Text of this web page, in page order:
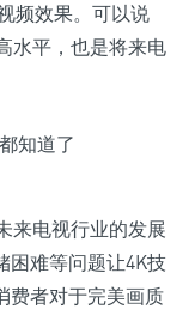
频效果。可以说
水平，也是将来电
来电视行业的发展
困难等问题让4K技
费者对于完美画质